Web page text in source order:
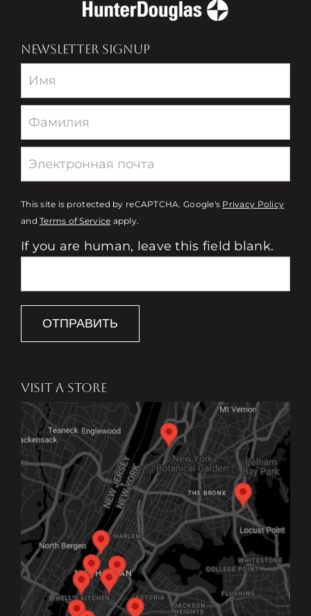
NEWSLETTER SIGNUP
Newsletter
This site is protected by reCAPTCHA. Google's Privacy Policy
andTerms of Service apply.
If you are human, leave this field blank.
ОТПРАВИТЬ
VISIT A STORE